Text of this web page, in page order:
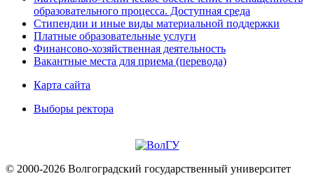
образовательного процесса. Доступная среда
Стипендии и иные виды материальной поддержки
Платные образовательные услуги
Финансово-хозяйственная деятельность
Вакантные места для приема (перевода)
Карта сайта
Выборы ректора
© 2000-2026 Волгоградский государственный университет